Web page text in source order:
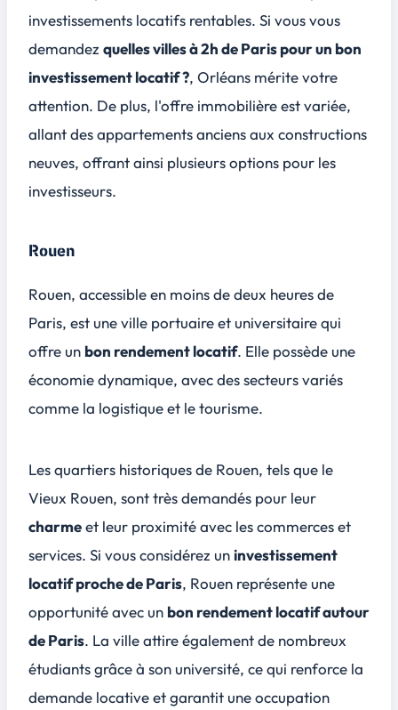
investissements locatifs rentables. Si vous vous
demandez quelles villes à 2h de Paris pour un bon
investissement locatif ?, Orléans mérite votre
attention. De plus, l'offre immobilière est variée,
allant des appartements anciens aux constructions
neuves, offrant ainsi plusieurs options pour les
investisseurs.
Rouen
Rouen, accessible en moins de deux heures de
Paris, est une ville portuaire et universitaire qui
offre un bon rendement locatif. Elle possède une
économie dynamique, avec des secteurs variés
comme la logistique et le tourisme.
Les quartiers historiques de Rouen, tels que le
Vieux Rouen, sont très demandés pour leur
charmeet leur proximité avec les commerces et
services. Si vous considérez uninvestissement
locatif proche de Paris, Rouen représente une
opportunité avec un bon rendement locatif autour
de Paris. La ville attire également de nombreux
étudiants grâce à son université, ce qui renforce la
demande locative et garantit une occupation